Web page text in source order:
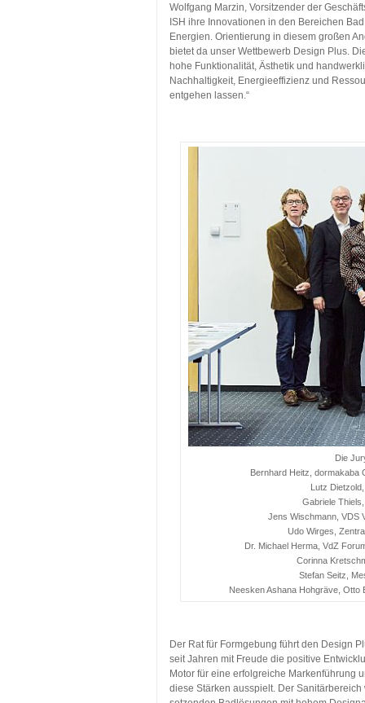
Wolfgang Marzin, Vorsitzender der
ISH ihre Innovationen in den Bereichen
Energien. Orientierung in diesem großen
bietet da unser Wettbewerb Design Plus.
hohe Funktionalität, Ästhetik und
Nachhaltigkeit, Energieeffizienz und
entgehen lassen.“
Die
Bernhard Heitz, dormakaba
Lutz
Gabriele
Jens Wischmann, VDS
Udo Wirges,
Dr. Michael Herma, VdZ
Corinna
Stefan Seitz,
Neesken Ashana Hohgräve,
Der Rat für Formgebung führt den Design
seit Jahren mit Freude die positive
Motor für eine erfolgreiche Markenführung
diese Stärken ausspielt. Der